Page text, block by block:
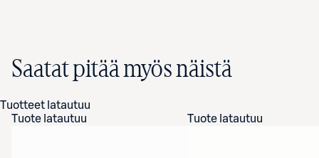
Saatat pitää myös näistä
Tuotteet latautuu
Tuote latautuu
Tuote latautuu